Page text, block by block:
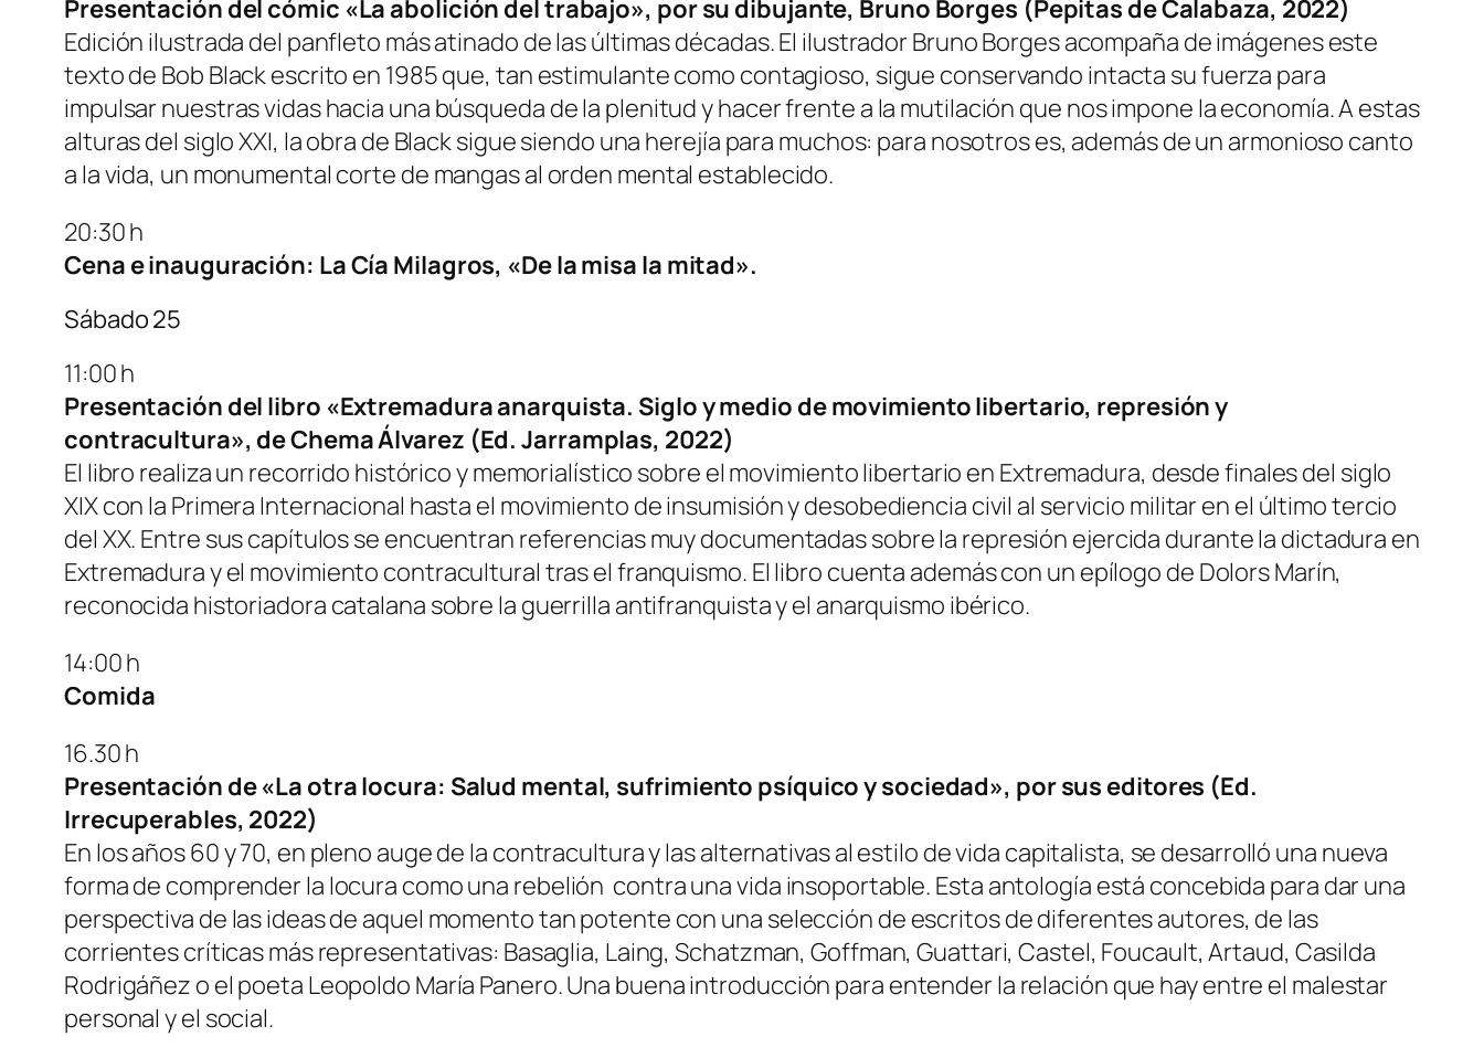
Presentación del cómic «La abolición del trabajo», por su dibujante, Bruno Borges (Pepitas de Calabaza, 2022)
Edición ilustrada del panfleto más atinado de las últimas décadas. El ilustrador Bruno Borges acompaña de imágenes este
texto de Bob Black escrito en 1985 que, tan estimulante como contagioso, sigue conservando intacta su fuerza para
impulsar nuestras vidas hacia una búsqueda de la plenitud y hacer frente a la mutilación que nos impone la economía. A estas
alturas del siglo XXI, la obra de Black sigue siendo una herejía para muchos: para nosotros es, además de un armonioso canto
a la vida, un monumental corte de mangas al orden mental establecido.
20:30 h
Cena e inauguración: La Cía Milagros, «De la misa la mitad».
Sábado 25
11:00 h
Presentación del libro «Extremadura anarquista. Siglo y medio de movimiento libertario, represión y
contracultura», de Chema Álvarez (Ed. Jarramplas, 2022)
El libro realiza un recorrido histórico y memorialístico sobre el movimiento libertario en Extremadura, desde finales del siglo
XIX con la Primera Internacional hasta el movimiento de insumisión y desobediencia civil al servicio militar en el último tercio
del XX. Entre sus capítulos se encuentran referencias muy documentadas sobre la represión ejercida durante la dictadura en
Extremadura y el movimiento contracultural tras el franquismo. El libro cuenta además con un epílogo de Dolors Marín,
reconocida historiadora catalana sobre la guerrilla antifranquista y el anarquismo ibérico.
14:00 h
Comida
16.30 h
Presentación de «La otra locura: Salud mental, sufrimiento psíquico y sociedad», por sus editores (Ed.
Irrecuperables, 2022)
En los años 60 y 70, en pleno auge de la contracultura y las alternativas al estilo de vida capitalista, se desarrolló una nueva
forma de comprender la locura como una rebelión contra una vida insoportable. Esta antología está concebida para dar una
perspectiva de las ideas de aquel momento tan potente con una selección de escritos de diferentes autores, de las
corrientes críticas más representativas: Basaglia, Laing, Schatzman, Goffman, Guattari, Castel, Foucault, Artaud, Casilda
Rodrigáñez o el poeta Leopoldo María Panero. Una buena introducción para entender la relación que hay entre el malestar
personal y el social.